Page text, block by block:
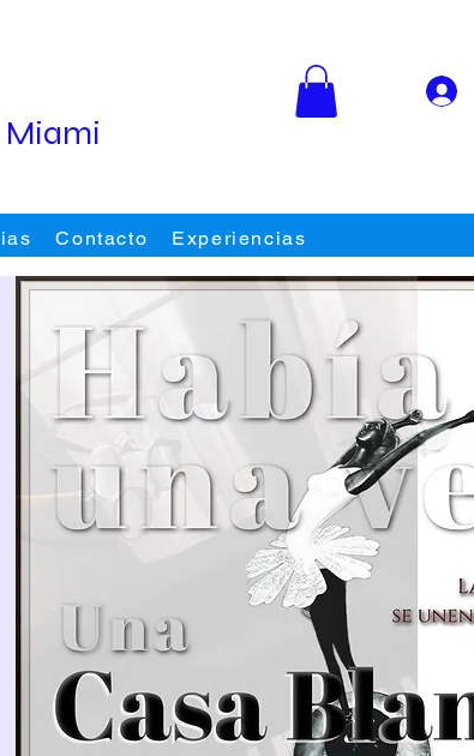
Contacto Experiencias